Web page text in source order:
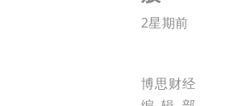
2星期前
博思财经